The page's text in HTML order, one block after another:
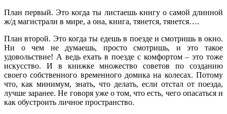
План первый. Это когда ты листаешь книгу о самой длинной
ж/д магистрали в мире, а она, книга, тянется, тянется….
План второй. Это когда ты едешь в поезде и смотришь в окно.
Ни о чем не думаешь, просто смотришь, и это такое
удовольствие! А ведь ехать в поезде с комфортом – это тоже
искусство. И в книжке множество советов по созданию
своего собственного временного домика на колесах. Потому
что, как минимум, знать, что делать, если отстал от поезда,
лучше заранее. Не говоря уже о том, что есть, чего опасаться и
как обустроить личное пространство.